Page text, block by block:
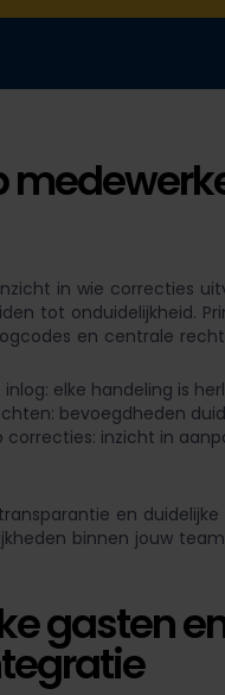
in wie correcties
tot onduidelijkheid.
en centrale
inlog: elke handeling is
bevoegdheden
correcties: inzicht in
en duidelijke
binnen jouw
gasten